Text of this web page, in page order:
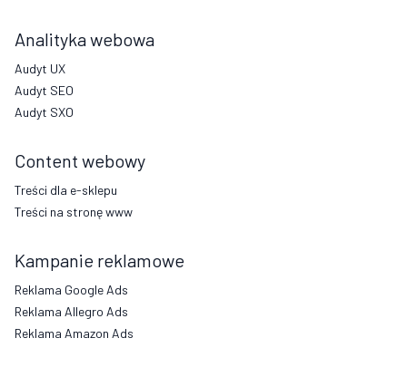
Analityka webowa
Audyt UX
Audyt SEO
Audyt SXO
Content webowy
Treści dla e-sklepu
Treści na stronę www
Kampanie reklamowe
Reklama Google Ads
Reklama Allegro Ads
Reklama Amazon Ads